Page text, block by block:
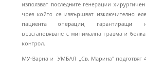
използват последните генерации
чрез който се извършват изключително
пациента операции, гарантиращи
възстановяване с минимална травма и
контрол.
МУ-Варна и УМБАЛ „Св. Марина” подготвят